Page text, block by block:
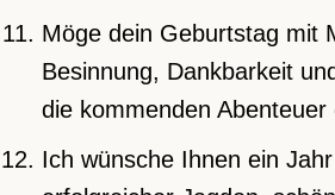
Möge dein Geburtstag mit
Besinnung, Dankbarkeit
die kommenden Abenteuer
Ich wünsche Ihnen ein